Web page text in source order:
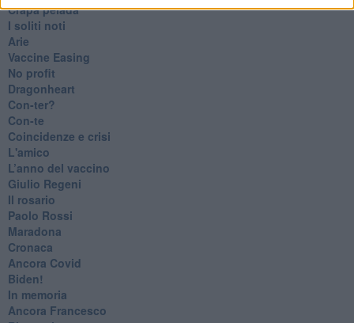
​Crapa pelada
​I soliti noti
Arie
​Vaccine Easing
No profit
Dragonheart
Con-ter?
​Con-te
Coincidenze e crisi
L'amico
​L’anno del vaccino
Giulio Regeni
​Il rosario
Paolo Rossi
Maradona
Cronaca
​Ancora Covid
​Biden!
In memoria
​Ancora Francesco